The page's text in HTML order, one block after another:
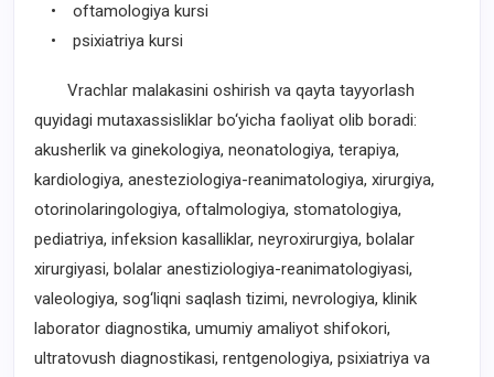
• oftamologiya kursi
• psixiatriya kursi
Vrachlar malakasini oshirish va qayta tayyorlash
quyidagi mutaxassisliklar bo‘yicha faoliyat olib boradi:
akusherlik va ginekologiya, neonatologiya, terapiya,
kardiologiya, anesteziologiya-reanimatologiya, xirurgiya,
otorinolaringologiya, oftalmologiya, stomatologiya,
pediatriya, infeksion kasalliklar, neyroxirurgiya, bolalar
xirurgiyasi, bolalar anestiziologiya-reanimatologiyasi,
valeologiya, sog‘liqni saqlash tizimi, nevrologiya, klinik
laborator diagnostika, umumiy amaliyot shifokori,
ultratovush diagnostikasi, rentgenologiya, psixiatriya va